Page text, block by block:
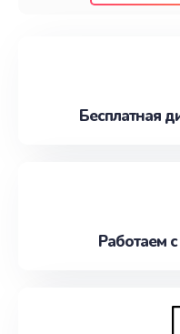
наилучшим
Бесплатная
Работаем